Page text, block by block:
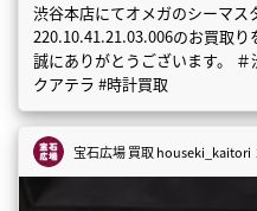
渋谷本店にてオメガのシーマス
220.10.41.21.03.006のお買取
誠にありがとうございます。
クアテラ #時計買取
宝石広場 買取houseki_kaitori